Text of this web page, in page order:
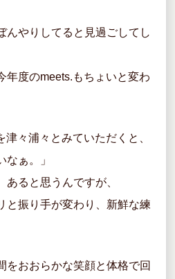
んやりしてると見過ごしてし
年度のmeets.もちょいと変わ
々浦々とみていただくと、
なぁ。」
あると思うんですが、
と振り手が変わり、新鮮な練
をおおらかな笑顔と体格で回